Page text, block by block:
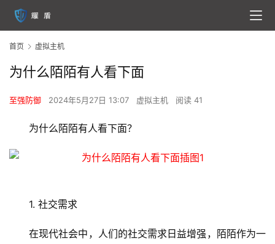
首页 虚拟主机
为什么陌陌有人看下面
至强防御 2024年5月27日 13:07 虚拟主机 阅读 41
为什么陌陌有人看下面？
1. 社交需求
在现代社会中，人们的社交需求日益增强，陌陌作为一